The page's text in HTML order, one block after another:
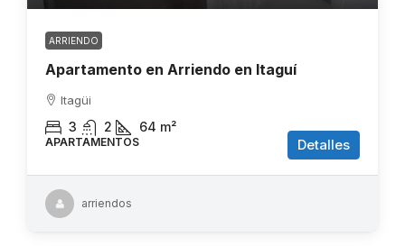
ARRIENDO
Apartamento en Arriendo en Itaguí
Itagüi
3 2 64 m²
APARTAMENTOS Detalles
arriendos